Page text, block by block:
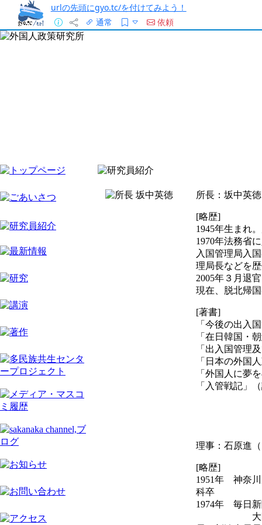
urlの先頭にgyo.tc/を付けてみよう！
通常
依頼